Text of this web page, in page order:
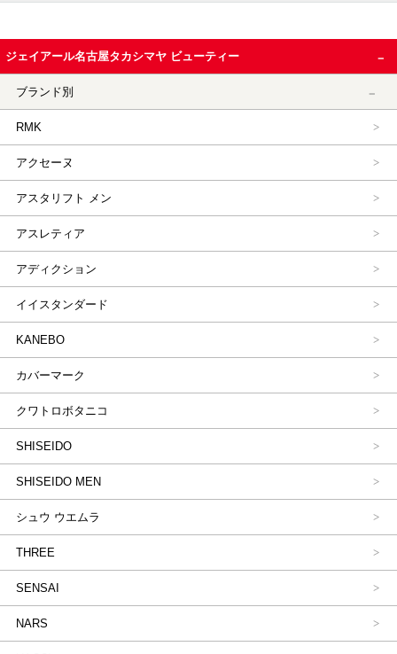
ジェイアール名古屋タカシマヤ ビューティー
ブランド別
RMK
アクセーヌ
アスタリフト メン
アスレティア
アディクション
イイスタンダード
KANEBO
カバーマーク
クワトロボタニコ
SHISEIDO
SHISEIDO MEN
シュウ ウエムラ
THREE
SENSAI
NARS